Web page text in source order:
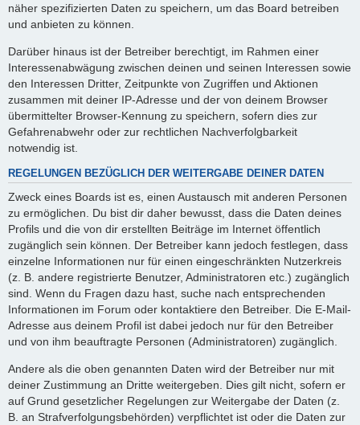
näher spezifizierten Daten zu speichern, um das Board betreiben
und anbieten zu können.
Darüber hinaus ist der Betreiber berechtigt, im Rahmen einer
Interessenabwägung zwischen deinen und seinen Interessen sowie
den Interessen Dritter, Zeitpunkte von Zugriffen und Aktionen
zusammen mit deiner IP-Adresse und der von deinem Browser
übermittelter Browser-Kennung zu speichern, sofern dies zur
Gefahrenabwehr oder zur rechtlichen Nachverfolgbarkeit
notwendig ist.
REGELUNGEN BEZÜGLICH DER WEITERGABE DEINER DATEN
Zweck eines Boards ist es, einen Austausch mit anderen Personen
zu ermöglichen. Du bist dir daher bewusst, dass die Daten deines
Profils und die von dir erstellten Beiträge im Internet öffentlich
zugänglich sein können. Der Betreiber kann jedoch festlegen, dass
einzelne Informationen nur für einen eingeschränkten Nutzerkreis
(z. B. andere registrierte Benutzer, Administratoren etc.) zugänglich
sind. Wenn du Fragen dazu hast, suche nach entsprechenden
Informationen im Forum oder kontaktiere den Betreiber. Die E-Mail-
Adresse aus deinem Profil ist dabei jedoch nur für den Betreiber
und von ihm beauftragte Personen (Administratoren) zugänglich.
Andere als die oben genannten Daten wird der Betreiber nur mit
deiner Zustimmung an Dritte weitergeben. Dies gilt nicht, sofern er
auf Grund gesetzlicher Regelungen zur Weitergabe der Daten (z.
B. an Strafverfolgungsbehörden) verpflichtet ist oder die Daten zur